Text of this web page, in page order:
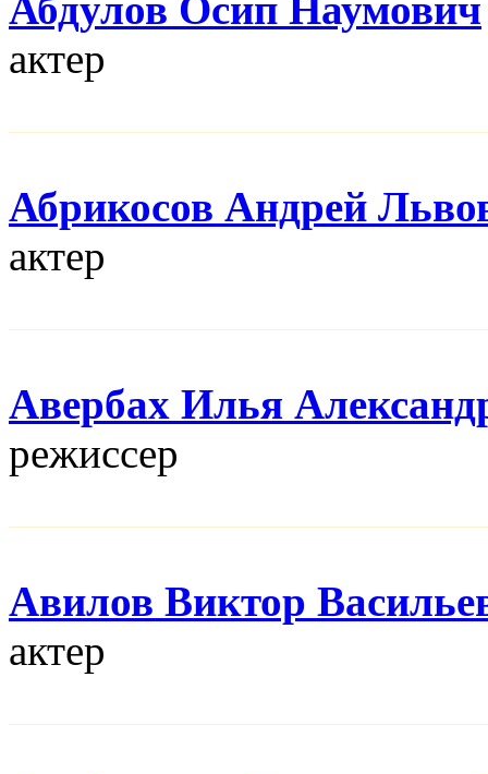
Абдулов Осип Наумович
актер
Абрикосов Андрей
актер
Авербах Илья
режисcер
Авилов Виктор
актер